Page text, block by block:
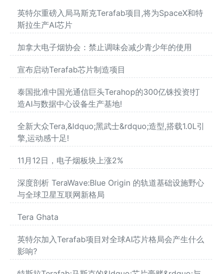
英特尔重磅入局马斯克Terafab项目,将为SpaceX和特
斯拉生产AI芯片
加拿大电子烟协会：禁止调味会减少青少年的使用
宣布启动Terafab芯片制造项目
泰国批准中国光通信巨头Terahop的300亿铢投资!打
造AI与数据中心设备生产基地!
全新大众Tera,&ldquo;黑武士&rdquo;造型,搭载1.0L引
擎,运动感十足!
11月12日，电子烟板块上涨2%
深度剖析 TeraWave:Blue Origin 的轨道基础设施野心
与全球卫星互联网新格局
Tera Ghata
英特尔加入Terafab项目对全球AI芯片格局会产生什么
影响?